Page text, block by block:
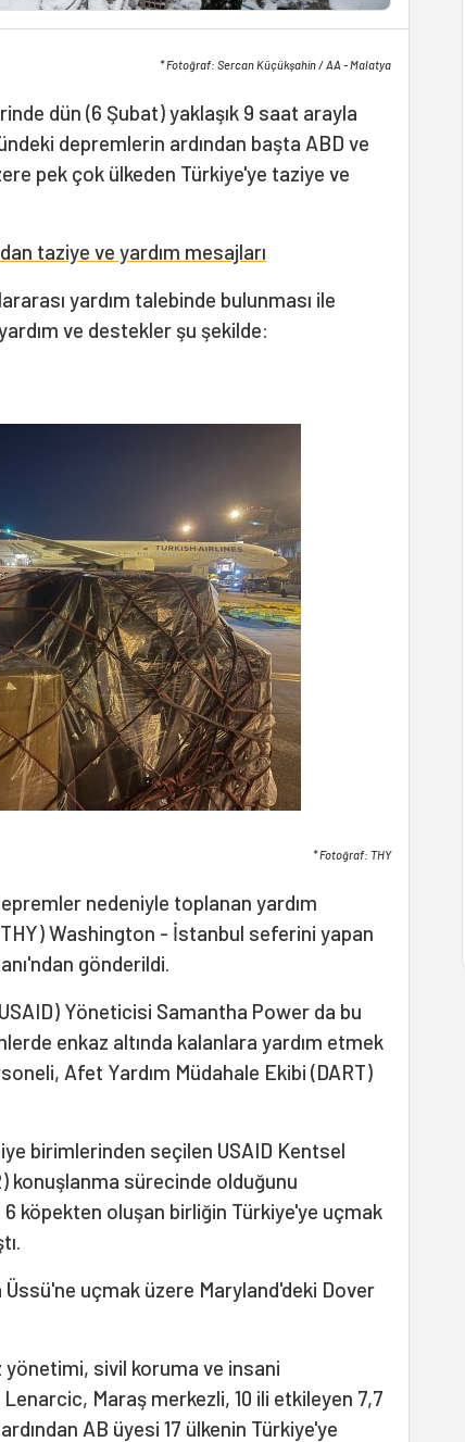
* Fotoğraf: Sercan Küçükşahin / AA - Malatya
dün (6 Şubat) yaklaşık 9 saat arayla
depremlerin ardından başta ABD ve
pek çok ülkeden Türkiye'ye taziye ve
taziye ve yardım mesajları
yardım talebinde bulunması ile
ve destekler şu şekilde:
* Fotoğraf: THY
nedeniyle toplanan yardım
Washington - İstanbul seferini yapan
gönderildi.
Yöneticisi Samantha Power da bu
enkaz altında kalanlara yardım etmek
Afet Yardım Müdahale Ekibi (DART)
birimlerinden seçilen USAID Kentsel
konuşlanma sürecinde olduğunu
köpekten oluşan birliğin Türkiye'ye uçmak
uçmak üzere Maryland'deki Dover
sivil koruma ve insani
Maraş merkezli, 10 ili etkileyen 7,7
AB üyesi 17 ülkenin Türkiye'ye